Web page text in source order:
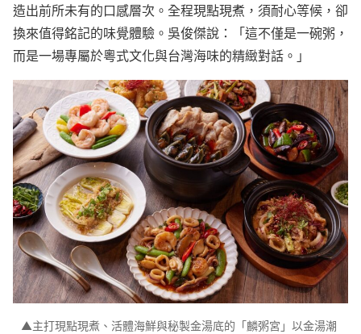
造出前所未有的口感層次。全程現點現煮，須耐心等候，卻
換來值得銘記的味覺體驗。吳俊傑說：「這不僅是一碗粥，
而是一場專屬於粵式文化與台灣海味的精緻對話。」
▲主打現點現煮、活體海鮮與秘製金湯底的「麟粥宮」以金湯潮